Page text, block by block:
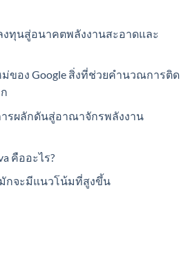
งทุนสู่อนาคตพลังงานสะอาดและ
ม่ของ Google สิ่งที่ช่วยคำนวณการติด
รผลักดันสู่อาณาจักรพลังงาน
คืออะไร?
กจะมีแนวโน้มที่สูงขึ้น